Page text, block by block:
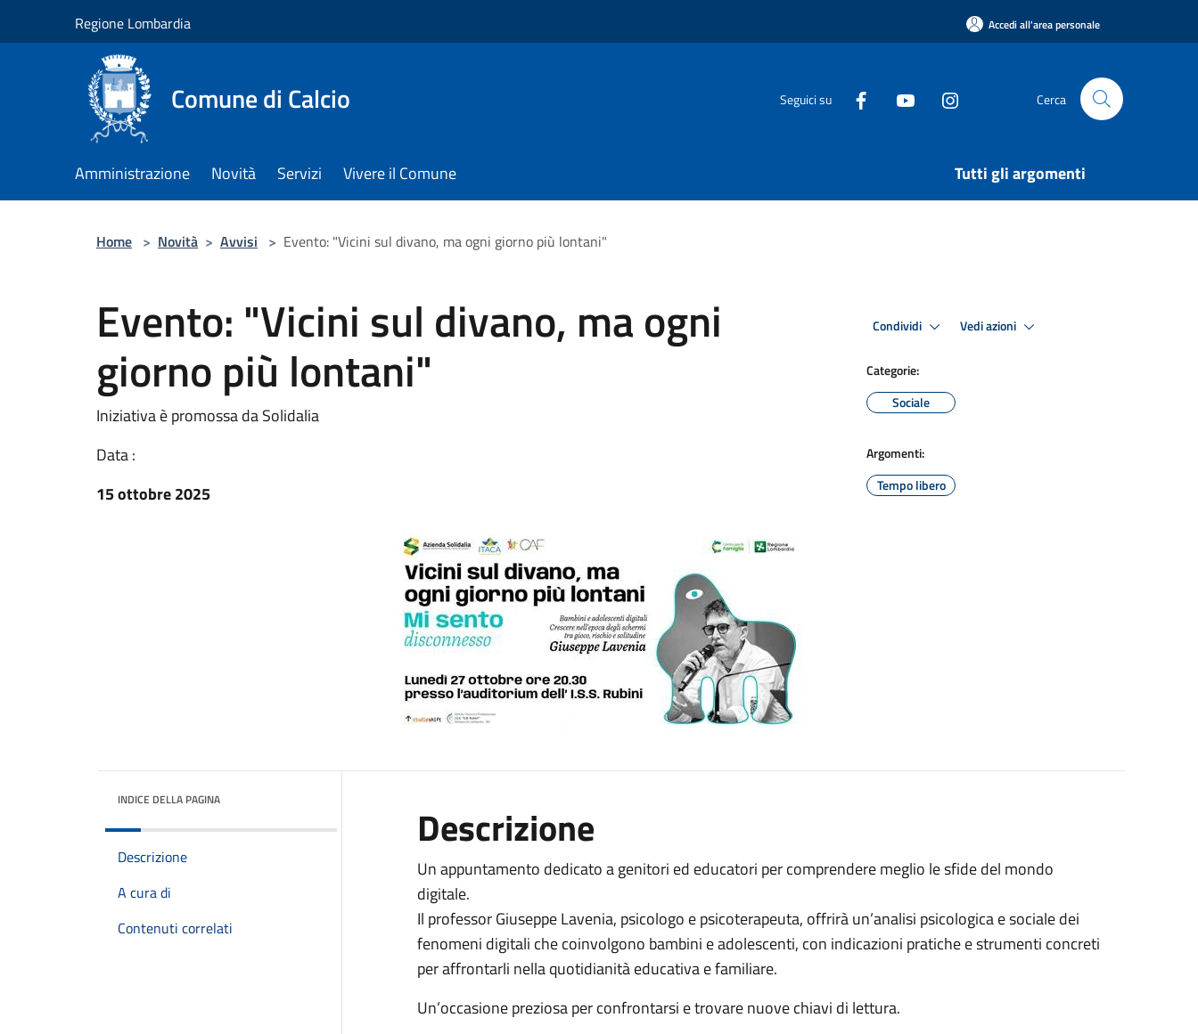
Regione Lombardia Accedi all'area personale
Comune di Calcio Seguici su Cerca
Amministrazione Novità Servizi Vivere il Comune Tutti gli argomenti
Home > Novità > Avvisi > Evento: "Vicini sul divano, ma ogni giorno più lontani"
Evento: "Vicini sul divano, ma ogni
giorno più lontani"
Iniziativa è promossa da Solidalia
Data :
15 ottobre 2025
Condividi Vedi azioni
Categorie:
Sociale
Argomenti:
Tempo libero
INDICE DELLA PAGINA
Descrizione
A cura di
Contenuti correlati
Descrizione
Un appuntamento dedicato a genitori ed educatori per comprendere meglio le sfide del mondo
digitale.
Il professor Giuseppe Lavenia, psicologo e psicoterapeuta, offrirà un’analisi psicologica e sociale dei
fenomeni digitali che coinvolgono bambini e adolescenti, con indicazioni pratiche e strumenti concreti
per affrontarli nella quotidianità educativa e familiare.
Un’occasione preziosa per confrontarsi e trovare nuove chiavi di lettura.